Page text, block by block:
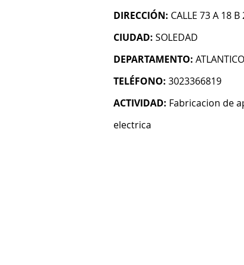
DIRECCIÓN: CALLE 73 A 18 B
CIUDAD: SOLEDAD
DEPARTAMENTO: ATLANTICO
TELÉFONO: 3023366819
ACTIVIDAD: Fabricacion de
electrica